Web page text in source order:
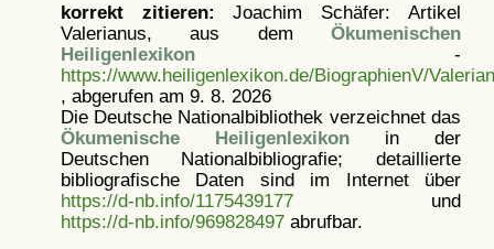
korrekt zitieren: Joachim Schäfer: Artikel
Valerianus, aus dem Ökumenischen
Heiligenlexikon-
https://www.heiligenlexikon.de/BiographienV/
, abgerufen am 9. 8. 2026
Die Deutsche Nationalbibliothek verzeichnet das
Ökumenische Heiligenlexikonin der
Deutschen Nationalbibliografie; detaillierte
bibliografische Daten sind im Internet über
https://d-nb.info/1175439177und
https://d-nb.info/969828497abrufbar.